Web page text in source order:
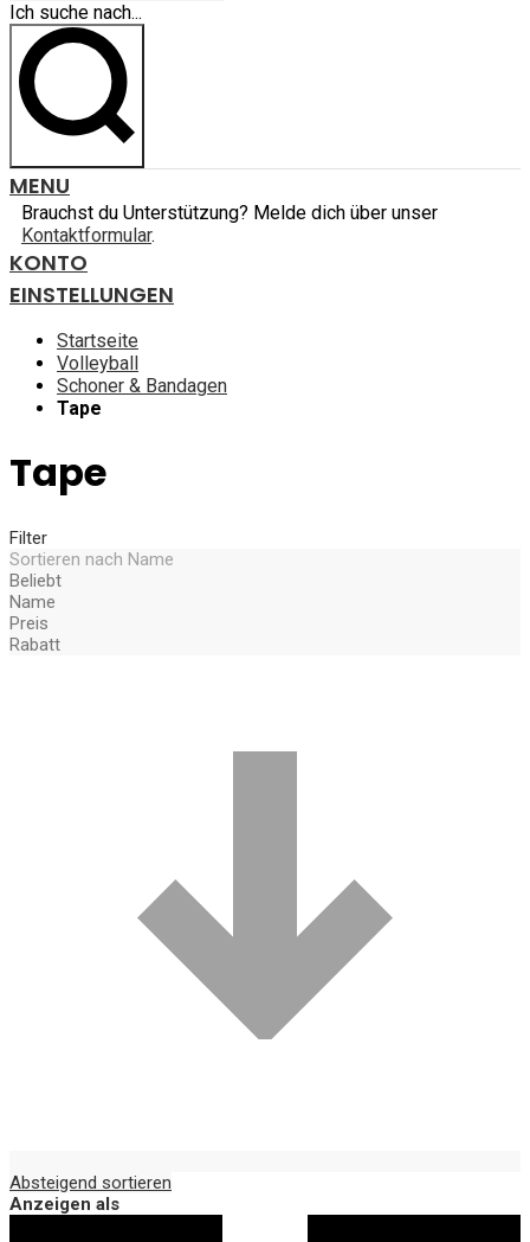
Ich suche nach...
MENU
Brauchst du Unterstützung? Melde dich über unser
Kontaktformular.
KONTO
EINSTELLUNGEN
Startseite
Volleyball
Schoner & Bandagen
Tape
Tape
Filter
Sortieren nach Name
Beliebt
Name
Preis
Rabatt
Absteigend sortieren
Anzeigen als